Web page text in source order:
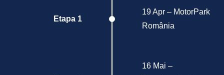
Etapa 1
19 Apr – MotorPark
România
16 Mai –